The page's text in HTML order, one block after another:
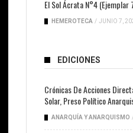
El Sol Ácrata N°4 (ejemplar
HEMEROTECA / JUNIO 7,
EDICIONES
Crónicas De Acciones
Solar, Preso Político
ANARQUÍA Y ANARQUISMO